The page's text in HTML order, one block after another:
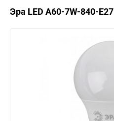
Эра LED A60-7W-840-E27